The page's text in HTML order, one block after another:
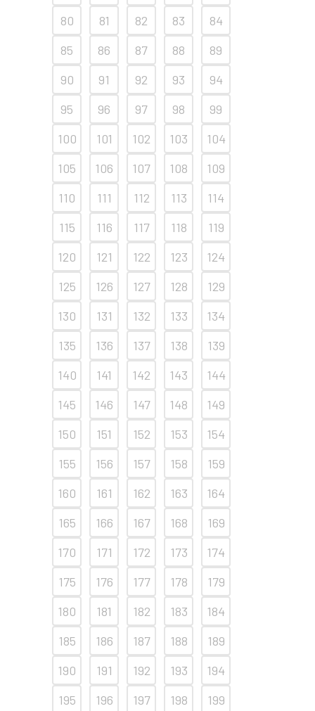
80
81 82 83
84
85
86 87 88
89
90
91 92 93
94
95
96 97 98
99
100
101 102 103
104
105
106 107 108
109
110
111 112 113
114
115
116 117 118
119
120
121 122 123
124
125
126 127 128
129
130
131 132 133
134
135
136 137 138
139
140
141 142 143
144
145
146 147 148
149
150
151 152 153
154
155
156 157 158
159
160
161 162 163
164
165
166 167 168
169
170
171 172 173
174
175
176 177 178
179
180
181 182 183
184
185
186 187 188
189
190
191 192 193
194
195
196 197 198
199